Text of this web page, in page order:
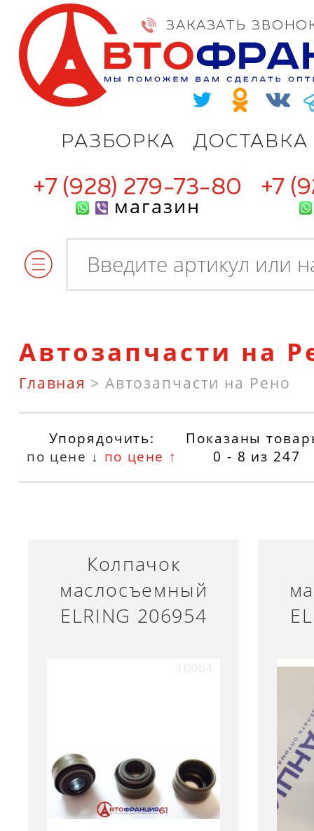
РАЗБОРКА ДОСТАВКА
ЗАКАЗАТЬ
+7 (928) 279-73-80
магазин
+7
Автозапчасти на
Главная > Автозапчасти на Рено
Упорядочить:
по цене ↓ по цене ↑
Показаны
0 - 8 из 247
Колпачок
маслосъемный
ELRING 206954